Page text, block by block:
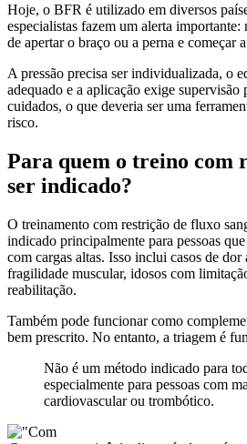
Hoje, o BFR é utilizado em diversos
especialistas fazem um alerta importante:
de apertar o braço ou a perna e começar
A pressão precisa ser individualizada, o
adequado e a aplicação exige supervisão
cuidados, o que deveria ser uma
risco.
Para quem o treino com
ser indicado?
O treinamento com restrição de fluxo
indicado principalmente para pessoas
com cargas altas. Isso inclui casos de
fragilidade muscular, idosos com
reabilitação.
Também pode funcionar como
bem prescrito. No entanto, a triagem é
Não é um método indicado para
especialmente para pessoas com
cardiovascular ou trombótico.